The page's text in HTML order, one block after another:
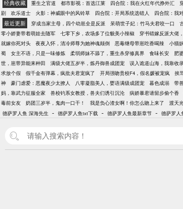
经典收藏 重生之官道 都市影视：首选江莱 四合院：我在火红年代挣外汇
剧
欢乐道士 火影：神威眼中的风铃草 四合院：开局系统选错人 四合院：我
最近更新 穿成当家主母，四个幼崽全是反派 呆萌世子妃：竹马夫君咬一口
零小娇妻带着萌娃去随军
七零下乡，农场多了位貌美小辣椒 穿书错嫁反派大佬
就嫁你死对头
夜夜入怀，清冷师尊为她神魂颠倒 恶毒继母带崽吃香喝辣 小猫
蜀
女主不语，只是一味修炼 柔弱师妹不舔了，重生杀穿修真界 食味长安 肥
世，崽带异能来种田
满级大佬五岁半，炼丹御兽成团宠 误入诡道山海，我靠收
求放个假
假千金有弹幕，疯批夫君宠疯了 开局强吻贵校F4，假名媛被宠疯 挨
神
豪门虐爱：恶魔夜少太撩人 八零凝脂美人，婴语满级成团宠 暮色成溺 带
妈，靠武力征服全家
兽校钓系女教授，兽夫们诱引沉沦 病娇暴君请留步偷个香
毒前女友
奶团三岁半，鬼肉一口干！ 我是负心渣女啊！你怎么吻上来了 渡天
德萨罗人鱼 深海先生 - 德萨罗人鱼txt下载 - 德萨罗人鱼最新章节 - 德萨罗人